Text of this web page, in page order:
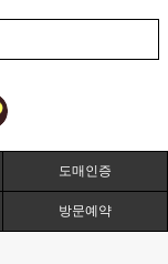
도매인증
방문예약